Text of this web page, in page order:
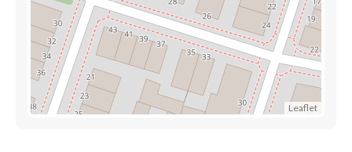
Leaflet